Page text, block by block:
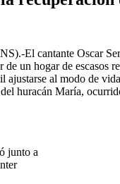
El cantante Oscar
de un hogar de escasos
ajustarse al modo de
huracán María,
junto a